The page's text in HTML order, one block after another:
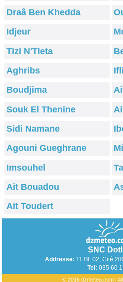
Draâ Ben Khedda
Idjeur
Tizi N'Tleta
Aghribs
Boudjima
Souk El Thenine
Sidi Namane
Agouni Gueghrane
Imsouhel
Ait Bouadou
Ait Toudert
SNC
Addresse: 11 Bt. 02, Cité
Tel: 035 60
© 2016 dzmeteo.com |